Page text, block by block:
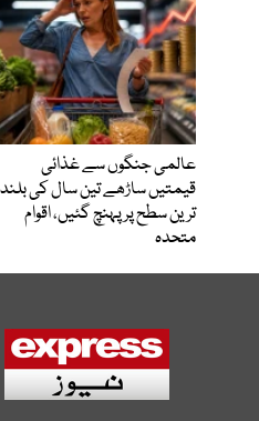
عالمی جنگوں سے غذائی
قیمتیں ساڑھے تین سال کی بلند
ترین سطح پر پہنچ گئیں، اقوام
متحدہ